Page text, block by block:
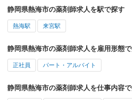
静岡県熱海市の薬剤師求人を駅で探す
熱海駅 来宮駅
静岡県熱海市の薬剤師求人を雇用形態
正社員 パート・アルバイト
静岡県熱海市の薬剤師求人を仕事内容